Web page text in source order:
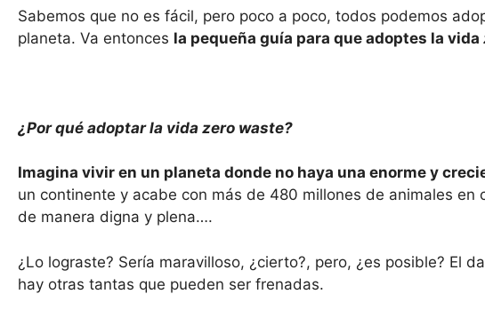
Sabemos que no es fácil, pero poco a poco, todos podemos
planeta. Va entonces la pequeña guía para que adoptes la vida
¿Por qué adoptar la vida zero waste?
Imagina vivir en un planeta donde no haya una enorme y
un continente y acabe con más de 480 millones de animales
de manera digna y plena….
¿Lo lograste? Sería maravilloso, ¿cierto?, pero, ¿es posible? El
hay otras tantas que pueden ser frenadas.